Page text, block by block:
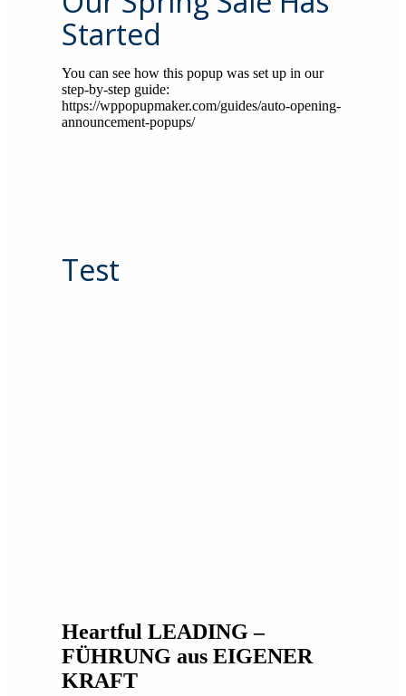
Started
You can see how this popup was set up in our
step-by-step guide:
https://wppopupmaker.com/guides/auto-opening-
announcement-popups/
Test
Heartful LEADING –
FÜHRUNG aus EIGENER
KRAFT